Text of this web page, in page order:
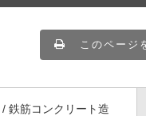
このページ
鉄筋コンクリート造